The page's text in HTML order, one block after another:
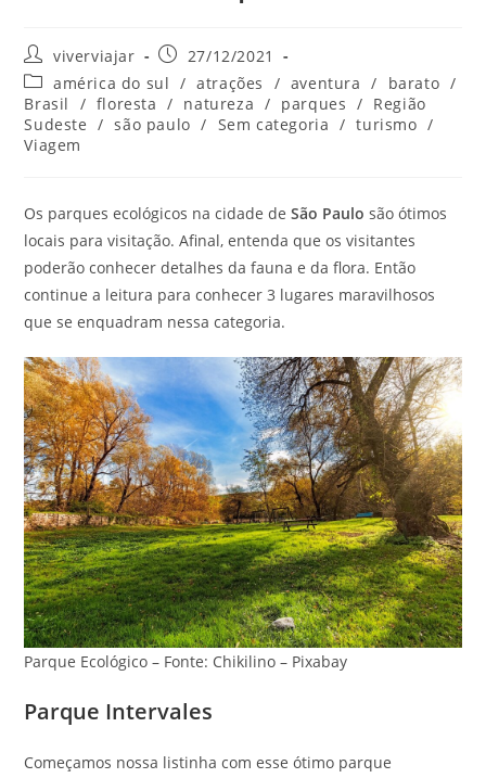
Autor
do
post:
viverviajar
Post
publicado:
27/12/2021
Categoria
do
post:
américa do sul / atrações / aventura / barato /
Brasil
/ floresta / natureza / parques / Região
Sudeste / são paulo / Sem categoria / turismo /
Viagem
Os parques ecológicos na cidade deSão Paulosão ótimos
locais para visitação. Afinal, entenda que os visitantes
poderão conhecer detalhes da fauna e da flora. Então
continue a leitura para conhecer 3 lugares maravilhosos
que se enquadram nessa categoria.
Parque Ecológico – Fonte: Chikilino – Pixabay
Parque Intervales
Começamos nossa listinha com esse ótimo parque